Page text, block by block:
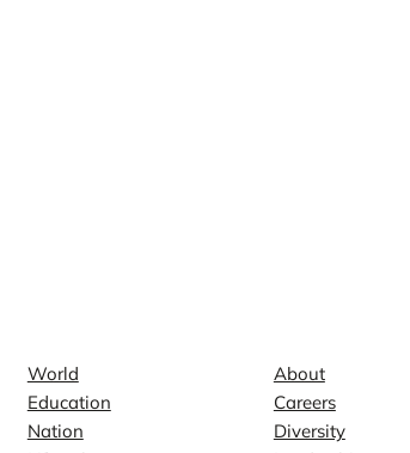
World
Education
Nation
About
Careers
Diversity